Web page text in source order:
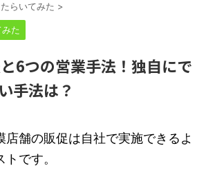
らいてみた >
た
6つの営業手法！独自にで
手法は？
店舗の販促は自社で実施できるよ
です。